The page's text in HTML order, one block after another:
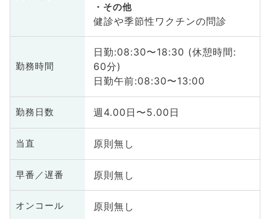
その他
健診や季節性ワクチンの問診
勤務時間
日勤:08:30〜18:30 (休憩時間:
60分)
日勤午前:08:30〜13:00
勤務日数 週4.00日〜5.00日
当直 原則無し
早番／遅番 原則無し
オンコール 原則無し